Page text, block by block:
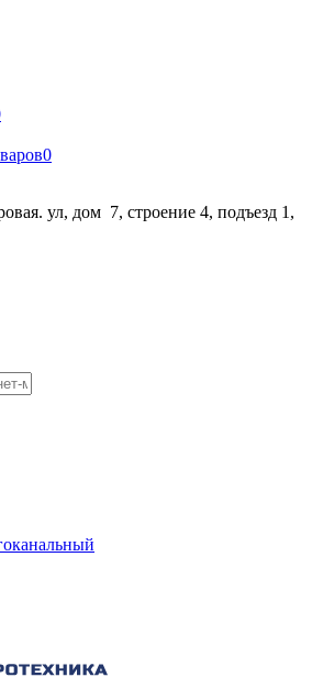
0
ул, дом 7, строение 4, подъезд 1,